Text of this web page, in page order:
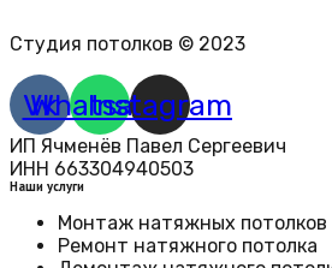
Студия потолков © 2023
Vk
Whatsapp
Instagram
ИП Ячменёв Павел Сергеевич
ИНН 663304940503
Наши услуги
Монтаж натяжных потолков
Ремонт натяжного потолка